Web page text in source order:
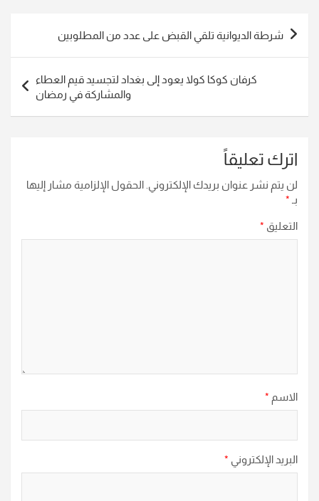
تصفّح
المقالات
شرطة الديوانية تلقي القبض على عدد من المطلوبين
كرفان كوكا كولا يعود إلى بغداد لتجسيد قيم العطاء
والمشاركة في رمضان
اترك تعليقاً
لن يتم نشر عنوان بريدك الإلكتروني. الحقول الإلزامية مشار إليها
بـ *
التعليق *
الاسم *
البريد الإلكتروني *